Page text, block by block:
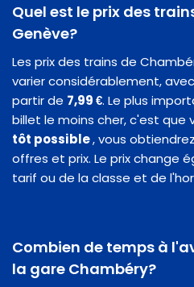
Quel est le prix des
Genève?
Les prix des trains de
varier considérablement,
partir de 7,99 €. Le plus
billet le moins cher, c'est que
tôt possible, vous
offres et prix. Le prix change
tarif ou de la classe et de
Combien de temps à
la gare Chambéry?